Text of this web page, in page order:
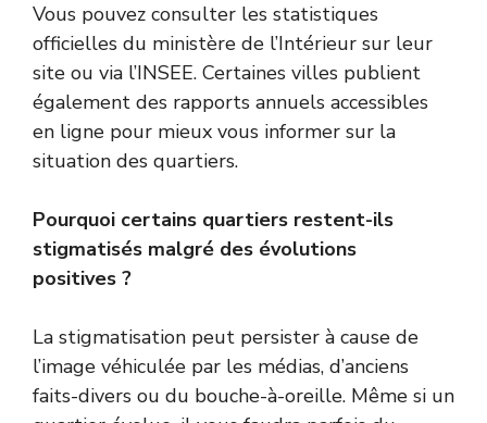
Vous pouvez consulter les statistiques
officielles du ministère de l’Intérieur sur leur
site ou via l’INSEE. Certaines villes publient
également des rapports annuels accessibles
en ligne pour mieux vous informer sur la
situation des quartiers.
Pourquoi certains quartiers restent-ils
stigmatisés malgré des évolutions
positives ?
La stigmatisation peut persister à cause de
l’image véhiculée par les médias, d’anciens
faits-divers ou du bouche-à-oreille. Même si un